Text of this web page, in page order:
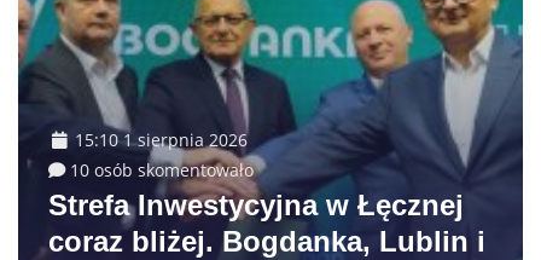
15:10 1 sierpnia 2026
10 osób skomentowało
Strefa Inwestycyjna w Łęcznej
coraz bliżej. Bogdanka, Lublin i